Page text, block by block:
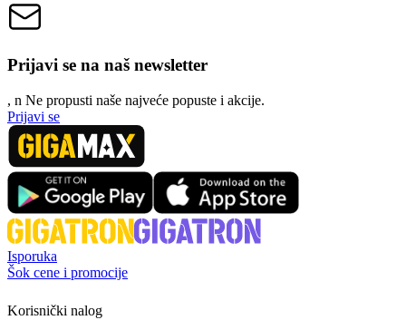
Prijavi se na naš newsletter
, n Ne propusti naše najveće popuste i akcije.
Prijavi se
Isporuka
Šok cene i promocije
Korisnički nalog